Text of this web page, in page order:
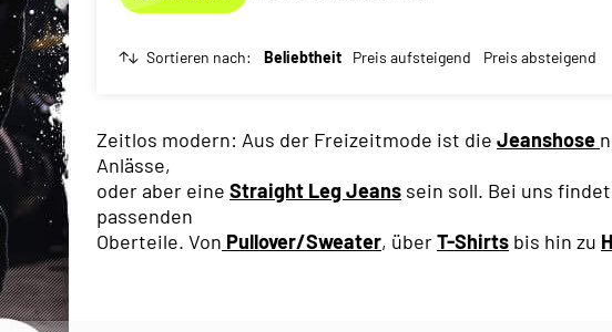
Sortieren nach: Beliebtheit Preis aufsteigend Preis absteigend
Zeitlos modern: Aus der Freizeitmode ist die Jeanshose
Anlässe,
oder aber eine Straight Leg Jeans sein soll. Bei uns
passenden
Oberteile. Von Pullover/Sweater, überT-Shirts bis hin zu